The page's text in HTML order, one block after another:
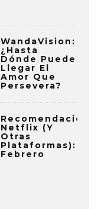
WandaVision:
¿Hasta
Dónde Puede
Llegar El
Amor Que
Persevera?
Recomendaciones
Netflix (y
Otras
Plataformas):
Febrero